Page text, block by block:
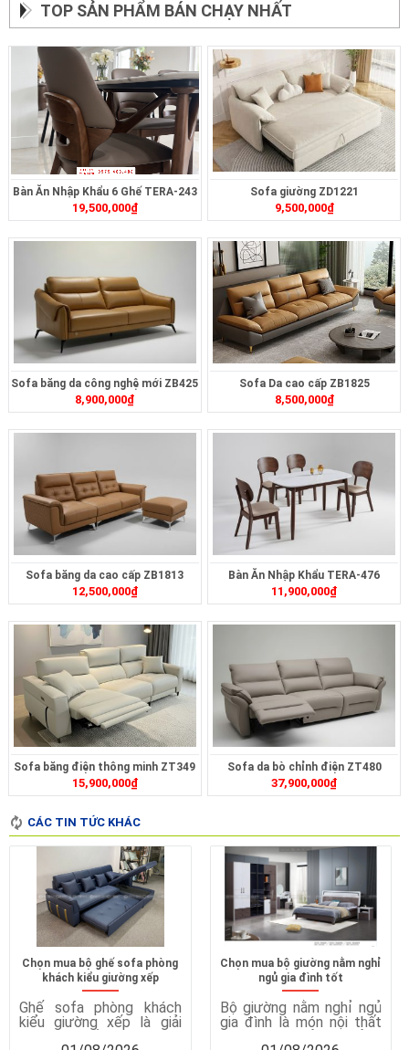
TOP SẢN PHẨM BÁN CHẠY NHẤT
Bàn Ăn Nhập Khẩu 6 Ghế TERA-243
19,500,000₫
Sofa giường ZD1221
9,500,000₫
Sofa băng da công nghệ mới ZB425
8,900,000₫
Sofa Da cao cấp ZB1825
8,500,000₫
Sofa băng da cao cấp ZB1813
12,500,000₫
Bàn Ăn Nhập Khẩu TERA-476
11,900,000₫
Sofa băng điện thông minh ZT349
15,900,000₫
Sofa da bò chỉnh điện ZT480
37,900,000₫
CÁC TIN TỨC KHÁC
Chọn mua bộ ghế sofa phòng
khách kiểu giường xếp
Ghế sofa phòng khách
kiểu giường xếp là giải
Chọn mua bộ giường nằm nghỉ
ngủ gia đình tốt
Bộ giường nằm nghỉ ngủ
gia đình là món nội thất